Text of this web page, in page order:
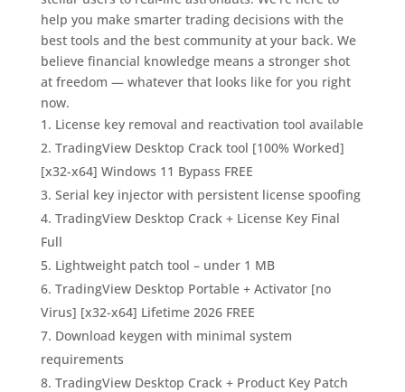
help you make smarter trading decisions with the
best tools and the best community at your back. We
believe financial knowledge means a stronger shot
at freedom — whatever that looks like for you right
now.
License key removal and reactivation tool available
TradingView Desktop Crack tool [100% Worked]
[x32-x64] Windows 11 Bypass FREE
Serial key injector with persistent license spoofing
TradingView Desktop Crack + License Key Final
Full
Lightweight patch tool – under 1 MB
TradingView Desktop Portable + Activator [no
Virus] [x32-x64] Lifetime 2026 FREE
Download keygen with minimal system
requirements
TradingView Desktop Crack + Product Key Patch